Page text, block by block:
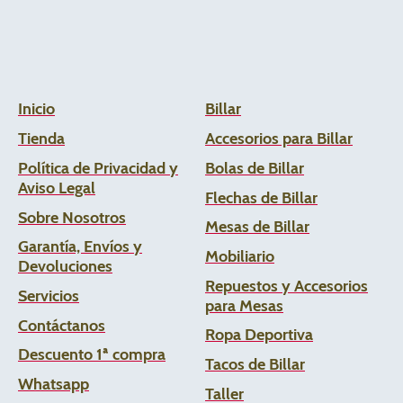
Inicio
Tienda
Política de Privacidad y
Aviso Legal
Sobre Nosotros
Garantía, Envíos y
Devoluciones
Servicios
Contáctanos
Descuento 1ª compra
Whatsapp
Billar
Accesorios para Billar
Bolas de Billar
Flechas de Billar
Mesas de Billar
Mobiliario
Repuestos y Accesorios
para Mesas
Ropa Deportiva
Tacos de Billar
Taller